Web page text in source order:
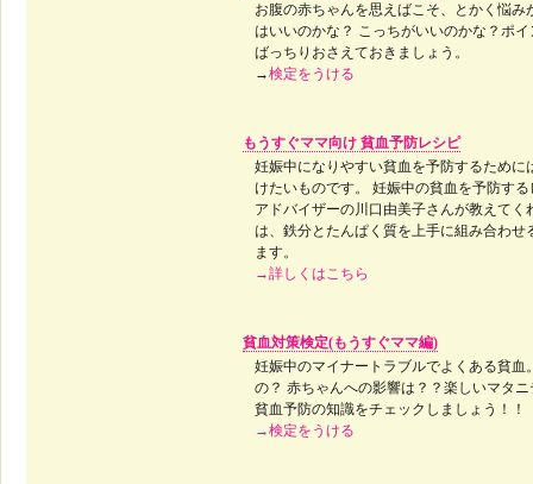
お腹の赤ちゃんを思えばこそ、とかく悩
はいいのかな？ こっちがいいのかな？ポ
ばっちりおさえておきましょう。
→検定をうける
もうすぐママ向け 貧血予防レシピ
妊娠中になりやすい貧血を予防するために
けたいものです。 妊娠中の貧血を予防す
アドバイザーの川口由美子さんが教えてく
は、鉄分とたんぱく質を上手に組み合わせ
ます。
→詳しくはこちら
貧血対策検定(もうすぐママ編)
妊娠中のマイナートラブルでよくある貧血
の？ 赤ちゃんへの影響は？？楽しいマタ
貧血予防の知識をチェックしましょう！！
→検定をうける